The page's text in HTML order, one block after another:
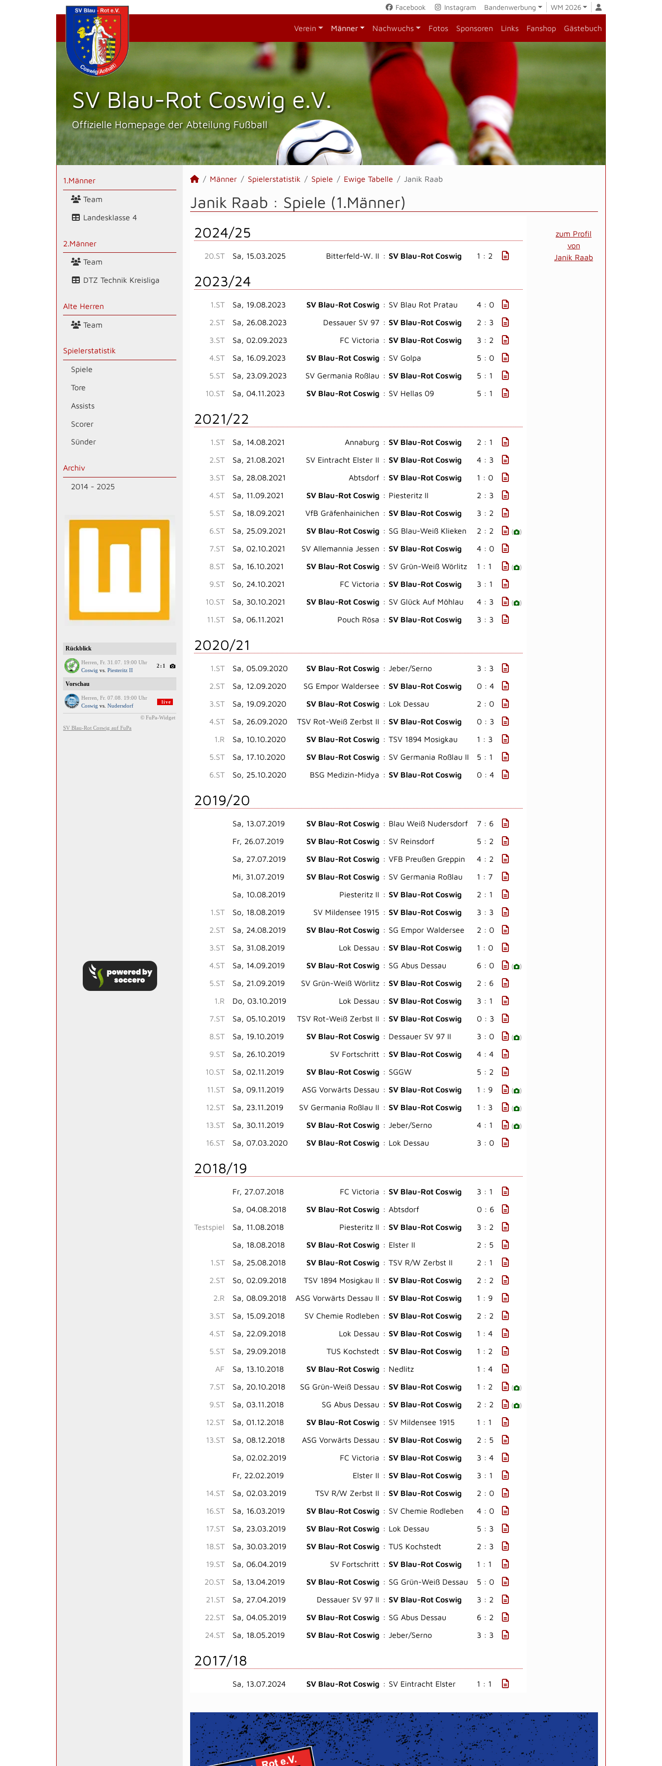
Facebook Instagram Bandenwerbung WM 2026
Verein Männer Nachwuchs Fotos Sponsoren Links Fanshop Gästebuch
SV Blau-Rot Coswig e.V.
Offizielle Homepage der Abteilung Fußball
1.Männer
Team
Landesklasse 4
2.Männer
Team
DTZ Technik Kreisliga
Alte Herren
Team
Spielerstatistik
Spiele
Tore
Assists
Scorer
Sünder
Archiv
2014 - 2025
Männer Spielerstatistik Spiele Ewige Tabelle Janik Raab
Janik Raab : Spiele (1.Männer)
zum Profil
von
Janik Raab
2024/25
20.ST Sa, 15.03.2025 Bitterfeld-W. II : SV Blau-Rot Coswig 1 : 2
2023/24
1.ST Sa, 19.08.2023 SV Blau-Rot Coswig : SV Blau Rot Pratau
4 : 0
2.ST
Sa, 26.08.2023 Dessauer SV 97 : SV Blau-Rot Coswig
2 : 3
3.ST
Sa, 02.09.2023 FC Victoria : SV Blau-Rot Coswig
3 : 2
4.ST
Sa, 16.09.2023 SV Blau-Rot Coswig : SV Golpa
5 : 0
5.ST
Sa, 23.09.2023 SV Germania Roßlau : SV Blau-Rot Coswig
5 : 1
10.ST
Sa, 04.11.2023 SV Blau-Rot Coswig : SV Hellas 09 5 : 1
2021/22
1.ST Sa, 14.08.2021 Annaburg : SV Blau-Rot Coswig
2 : 1
2.ST
Sa, 21.08.2021 SV Eintracht Elster II : SV Blau-Rot Coswig
4 : 3
3.ST
Sa, 28.08.2021 Abtsdorf : SV Blau-Rot Coswig
1 : 0
4.ST
Sa, 11.09.2021 SV Blau-Rot Coswig : Piesteritz II
2 : 3
5.ST
Sa, 18.09.2021 VfB Gräfenhainichen : SV Blau-Rot Coswig
3 : 2
6.ST
Sa, 25.09.2021 SV Blau-Rot Coswig : SG Blau-Weiß Klieken 2 : 2 ( )
7.ST Sa, 02.10.2021 SV Allemannia Jessen : SV Blau-Rot Coswig
4 : 0
8.ST
Sa, 16.10.2021 SV Blau-Rot Coswig : SV Grün-Weiß Wörlitz 1 : 1 ( )
9.ST So, 24.10.2021 FC Victoria : SV Blau-Rot Coswig
3 : 1
10.ST
Sa, 30.10.2021 SV Blau-Rot Coswig : SV Glück Auf Möhlau 4 : 3 ( )
11.ST Sa, 06.11.2021 Pouch Rösa : SV Blau-Rot Coswig 3 : 3
2020/21
1.ST Sa, 05.09.2020 SV Blau-Rot Coswig : Jeber/Serno
3 : 3
2.ST
Sa, 12.09.2020 SG Empor Waldersee : SV Blau-Rot Coswig
0 : 4
3.ST
Sa, 19.09.2020 SV Blau-Rot Coswig : Lok Dessau
2 : 0
4.ST
Sa, 26.09.2020 TSV Rot-Weiß Zerbst II : SV Blau-Rot Coswig
0 : 3
1.R
Sa, 10.10.2020 SV Blau-Rot Coswig : TSV 1894 Mosigkau
1 : 3
5.ST
Sa, 17.10.2020 SV Blau-Rot Coswig : SV Germania Roßlau II
5 : 1
6.ST
So, 25.10.2020 BSG Medizin-Midya : SV Blau-Rot Coswig 0 : 4
2019/20
Sa, 13.07.2019 SV Blau-Rot Coswig : Blau Weiß Nudersdorf
7 : 6
Fr, 26.07.2019
SV Blau-Rot Coswig : SV Reinsdorf
5 : 2
Sa, 27.07.2019
SV Blau-Rot Coswig : VFB Preußen Greppin
4 : 2
Mi, 31.07.2019
SV Blau-Rot Coswig : SV Germania Roßlau
1 : 7
Sa, 10.08.2019
Piesteritz II : SV Blau-Rot Coswig
2 : 1
1.ST
So, 18.08.2019 SV Mildensee 1915 : SV Blau-Rot Coswig
3 : 3
2.ST
Sa, 24.08.2019 SV Blau-Rot Coswig : SG Empor Waldersee
2 : 0
3.ST
Sa, 31.08.2019 Lok Dessau : SV Blau-Rot Coswig
1 : 0
4.ST
Sa, 14.09.2019 SV Blau-Rot Coswig : SG Abus Dessau 6 : 0 ( )
5.ST Sa, 21.09.2019 SV Grün-Weiß Wörlitz : SV Blau-Rot Coswig
2 : 6
1.R
Do, 03.10.2019 Lok Dessau : SV Blau-Rot Coswig
3 : 1
7.ST
Sa, 05.10.2019 TSV Rot-Weiß Zerbst II : SV Blau-Rot Coswig
0 : 3
8.ST
Sa, 19.10.2019 SV Blau-Rot Coswig : Dessauer SV 97 II 3 : 0 ( )
9.ST Sa, 26.10.2019 SV Fortschritt : SV Blau-Rot Coswig
4 : 4
10.ST
Sa, 02.11.2019 SV Blau-Rot Coswig : SGGW
5 : 2
11.ST
Sa, 09.11.2019 ASG Vorwärts Dessau : SV Blau-Rot Coswig 1 : 9 ( )
12.ST Sa, 23.11.2019 SV Germania Roßlau II : SV Blau-Rot Coswig 1 : 3 ( )
13.ST Sa, 30.11.2019 SV Blau-Rot Coswig : Jeber/Serno 4 : 1 ( )
16.ST Sa, 07.03.2020 SV Blau-Rot Coswig : Lok Dessau 3 : 0
2018/19
Fr, 27.07.2018 FC Victoria : SV Blau-Rot Coswig
3 : 1
Sa, 04.08.2018
SV Blau-Rot Coswig : Abtsdorf
0 : 6
Testspiel
Sa, 11.08.2018 Piesteritz II : SV Blau-Rot Coswig
3 : 2
Sa, 18.08.2018
SV Blau-Rot Coswig : Elster II
2 : 5
1.ST
Sa, 25.08.2018 SV Blau-Rot Coswig : TSV R/W Zerbst II
2 : 1
2.ST
So, 02.09.2018 TSV 1894 Mosigkau II : SV Blau-Rot Coswig
2 : 2
2.R
Sa, 08.09.2018 ASG Vorwärts Dessau II : SV Blau-Rot Coswig
1 : 9
3.ST
Sa, 15.09.2018 SV Chemie Rodleben : SV Blau-Rot Coswig
2 : 2
4.ST
Sa, 22.09.2018 Lok Dessau : SV Blau-Rot Coswig
1 : 4
5.ST
Sa, 29.09.2018 TUS Kochstedt : SV Blau-Rot Coswig
1 : 2
AF
Sa, 13.10.2018 SV Blau-Rot Coswig : Nedlitz
1 : 4
7.ST
Sa, 20.10.2018 SG Grün-Weiß Dessau : SV Blau-Rot Coswig 1 : 2 ( )
9.ST Sa, 03.11.2018 SG Abus Dessau : SV Blau-Rot Coswig 2 : 2 ( )
12.ST Sa, 01.12.2018 SV Blau-Rot Coswig : SV Mildensee 1915
1 : 1
13.ST
Sa, 08.12.2018 ASG Vorwärts Dessau : SV Blau-Rot Coswig
2 : 5
Sa, 02.02.2019
FC Victoria : SV Blau-Rot Coswig
3 : 4
Fr, 22.02.2019
Elster II : SV Blau-Rot Coswig
3 : 1
14.ST
Sa, 02.03.2019 TSV R/W Zerbst II : SV Blau-Rot Coswig
2 : 0
16.ST
Sa, 16.03.2019 SV Blau-Rot Coswig : SV Chemie Rodleben
4 : 0
17.ST
Sa, 23.03.2019 SV Blau-Rot Coswig : Lok Dessau
5 : 3
18.ST
Sa, 30.03.2019 SV Blau-Rot Coswig : TUS Kochstedt
2 : 3
19.ST
Sa, 06.04.2019 SV Fortschritt : SV Blau-Rot Coswig
1 : 1
20.ST
Sa, 13.04.2019 SV Blau-Rot Coswig : SG Grün-Weiß Dessau
5 : 0
21.ST
Sa, 27.04.2019 Dessauer SV 97 II : SV Blau-Rot Coswig
3 : 2
22.ST
Sa, 04.05.2019 SV Blau-Rot Coswig : SG Abus Dessau
6 : 2
24.ST
Sa, 18.05.2019 SV Blau-Rot Coswig : Jeber/Serno 3 : 3
2017/18
Sa, 13.07.2024 SV Blau-Rot Coswig : SV Eintracht Elster 1 : 1